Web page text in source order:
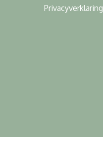
Privacyverklaring